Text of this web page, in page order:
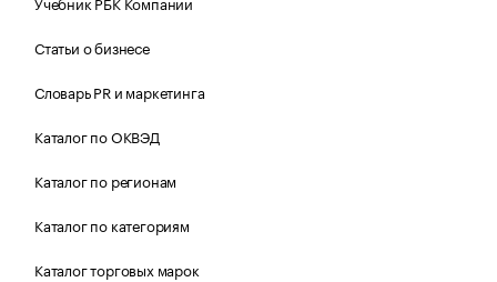
Статьи о бизнесе
Словарь PR и маркетинга
Каталог по ОКВЭД
Каталог по регионам
Каталог по категориям
Каталог торговых марок